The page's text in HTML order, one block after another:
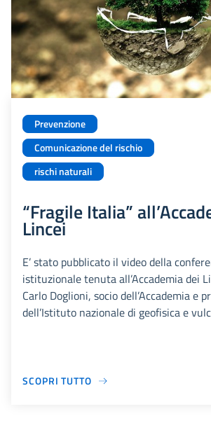
Prevenzione
Comunicazione del rischio
rischi naturali
“Fragile Italia”
Lincei
E’ stato pubblicato il video della
istituzionale tenuta all’Accademia dei
Carlo Doglioni, socio dell’Accademia e
dell’Istituto nazionale di geofisica e
SCOPRI TUTTO